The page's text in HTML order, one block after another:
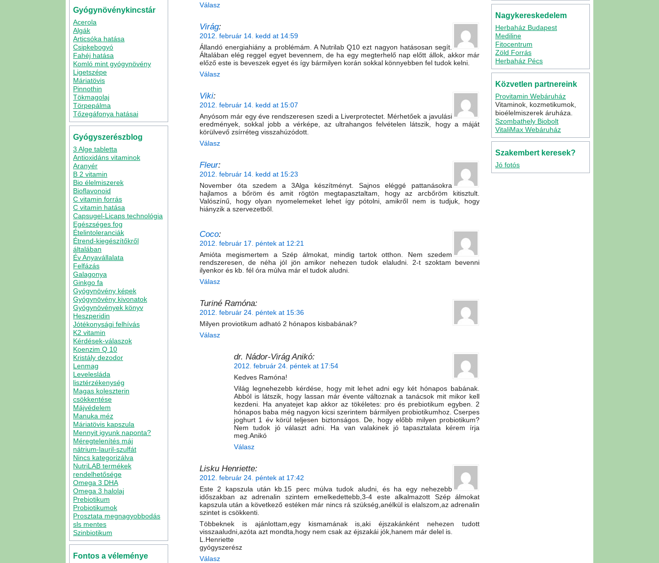
Gyógynövénykincstár
Acerola
Algák
Articsóka hatása
Csipkebogyó
Fahéj hatása
Komló mint gyógynövény
Ligetszépe
Máriatövis
Pinnothin
Tökmagolaj
Törpepálma
Tőzegáfonya hatásai
Gyógyszerészblog
3 Alge tabletta
Antioxidáns vitaminok
Aranyér
B 2 vitamin
Bio élelmiszerek
Bioflavonoid
C vitamin forrás
C vitamin hatása
Capsugel-Licaps technológia
Egészséges fog
Ételintoleranciák
Étrend-kiegészítőkről
általában
Év Anyavállalata
Felfázás
Galagonya
Ginkgo fa
Gyógynövény képek
Gyógynövény kivonatok
Gyógynövények könyv
Heszperidin
Jótékonysági felhívás
K2 vitamin
Kérdések-válaszok
Koenzim Q 10
Kristály dezodor
Lenmag
Levelesláda
lisztérzékenység
Magas koleszterin
csökkentése
Májvédelem
Manuka méz
Máriatövis kapszula
Mennyit igyunk naponta?
Méregtelenítés máj
nátrium-lauril-szulfát
Nincs kategorizálva
NutriLAB termékek
rendelhetősége
Omega 3 DHA
Omega 3 halolaj
Prebiotikum
Probiotikumok
Prosztata megnagyobbodás
sls mentes
Szinbiotikum
Fontos a véleménye
Válasz
Virág:
2012. február 14. kedd at 14:59
Állandó energiahiány a problémám. A Nutrilab Q10 ezt nagyon hatásosan segít.
Általában elég reggel egyet bevennem, de ha egy megterhelő nap előtt állok, akkor már
előző este is beveszek egyet és így bármilyen korán sokkal könnyebben fel tudok kelni.
Válasz
Viki:
2012. február 14. kedd at 15:07
Anyósom már egy éve rendszeresen szedi a Liverprotectet. Mérhetőek a javulási
eredmények, sokkal jobb a vérképe, az ultrahangos felvételen látszik, hogy a máját
körülvevő zsírréteg visszahúzódott.
Válasz
Fleur:
2012. február 14. kedd at 15:23
November óta szedem a 3Alga készítményt. Sajnos eléggé pattanásokra
hajlamos a bőröm és amit rögtön megtapasztaltam, hogy az arcbőröm kitisztult.
Valószínű, hogy olyan nyomelemeket lehet így pótolni, amikről nem is tudjuk, hogy
hiányzik a szervezetből.
Coco:
2012. február 17. péntek at 12:21
Amióta megismertem a Szép álmokat, mindig tartok otthon. Nem szedem
rendszeresen, de néha jól jön amikor nehezen tudok elaludni. 2-t szoktam bevenni
ilyenkor és kb. fél óra múlva már el tudok aludni.
Válasz
Turiné Ramóna:
2012. február 24. péntek at 15:36
Milyen proviotikum adható 2 hónapos kisbabának?
Válasz
dr. Nádor-Virág Anikó:
2012. február 24. péntek at 17:54
Kedves Ramóna!
Világ legnehezebb kérdése, hogy mit lehet adni egy két hónapos babának.
Abból is látszik, hogy lassan már évente változnak a tanácsok mit mikor kell
kezdeni. Ha anyatejet kap akkor az tökéletes: pro és prebiotikum egyben. 2
hónapos baba még nagyon kicsi szerintem bármilyen probiotikumhoz. Cserpes
joghurt 1 év körül teljesen biztonságos. De, hogy előbb milyen probiotikum?
Nem tudok jó választ adni. Ha van valakinek jó tapasztalata kérem írja
meg.Anikó
Válasz
Lisku Henriette:
2012. február 24. péntek at 17:42
Este 2 kapszula után kb.15 perc múlva tudok aludni, és ha egy nehezebb
időszakban az adrenalin szintem emelkedettebb,3-4 este alkalmazott Szép álmokat
kapszula után a következő estéken már nincs rá szükség,anélkül is elalszom,az adrenalin
szintet is csökkenti.
Többeknek is ajánlottam,egy kismamának is,aki éjszakánként nehezen tudott
visszaaludni,azóta azt mondta,hogy nem csak az éjszakái jók,hanem már delel is.
L.Henriette
gyógyszerész
Válasz
Nagykereskedelem
Herbaház Budapest
Mediline
Fitocentrum
Zöld Forrás
Herbaház Pécs
Közvetlen partnereink
Provitamin Webáruház
Vitaminok, kozmetikumok,
bioélelmiszerek áruháza.
Szombathely Biobolt
VitaliMax Webáruház
Szakembert keresek?
Jó fotós